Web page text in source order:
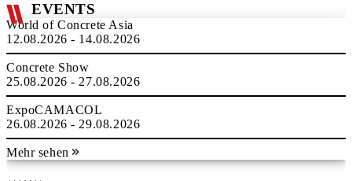
EVENTS
World of Concrete Asia
12.08.2026 - 14.08.2026
Concrete Show
25.08.2026 - 27.08.2026
ExpoCAMACOL
26.08.2026 - 29.08.2026
Mehr sehen